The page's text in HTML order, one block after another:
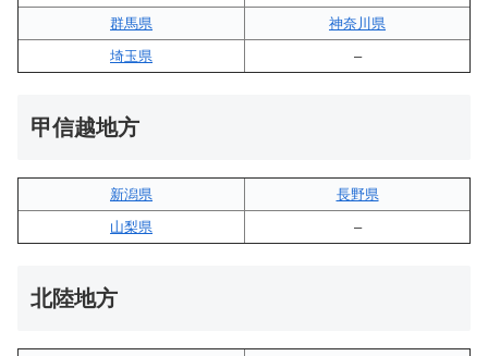
群馬県
神奈川県
埼玉県
–
甲信越地方
新潟県
長野県
山梨県
–
北陸地方